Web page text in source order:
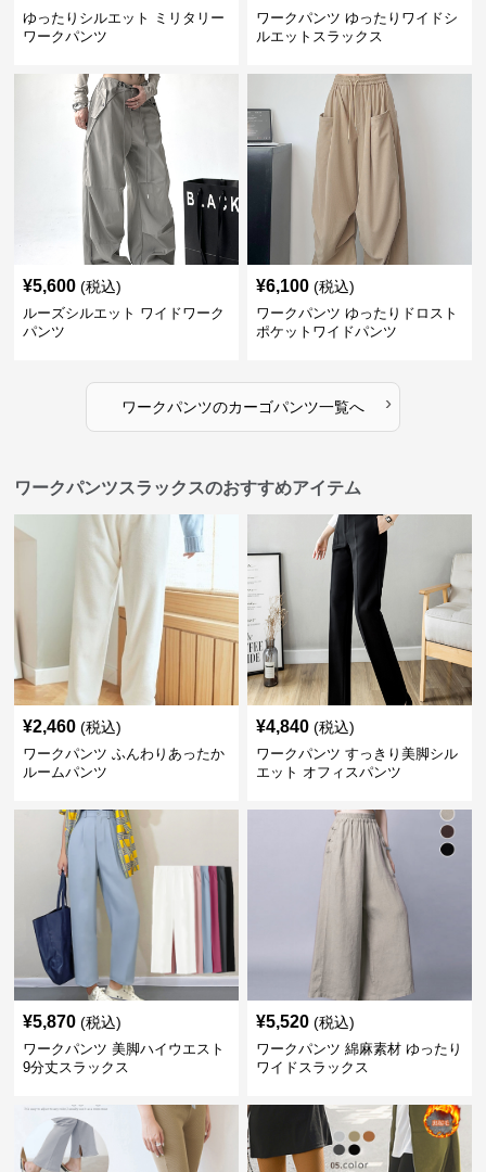
ゆったりシルエット ミリタリー
ワークパンツ
ワークパンツ ゆったりワイドシ
ルエットスラックス
¥5,600 (税込)
ルーズシルエット ワイドワーク
パンツ
¥6,100 (税込)
ワークパンツ ゆったりドロスト
ポケットワイドパンツ
ワークパンツのカーゴパンツ一覧へ ›
ワークパンツスラックスのおすすめアイテム
¥2,460 (税込)
ワークパンツ ふんわりあったか
ルームパンツ
¥4,840 (税込)
ワークパンツ すっきり美脚シル
エット オフィスパンツ
¥5,870 (税込)
ワークパンツ 美脚ハイウエスト
9分丈スラックス
¥5,520 (税込)
ワークパンツ 綿麻素材 ゆったり
ワイドスラックス